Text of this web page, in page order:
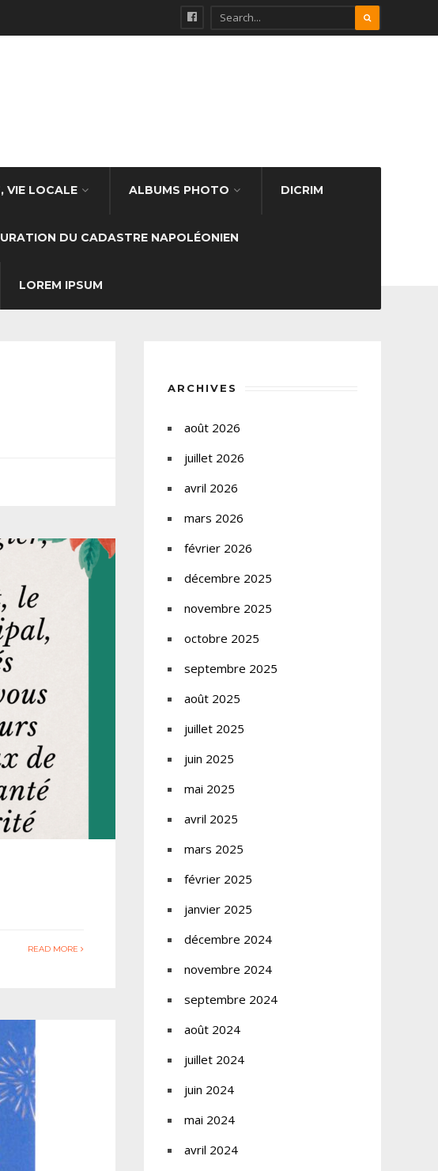
VIE LOCALE ALBUMS PHOTO DICRIM
DU CADASTRE NAPOLÉONIEN
LOREM IPSUM
READ MORE
ARCHIVES
août 2026
juillet 2026
avril 2026
mars 2026
février 2026
décembre 2025
novembre 2025
octobre 2025
septembre 2025
août 2025
juillet 2025
juin 2025
mai 2025
avril 2025
mars 2025
février 2025
janvier 2025
décembre 2024
novembre 2024
septembre 2024
août 2024
juillet 2024
juin 2024
mai 2024
avril 2024